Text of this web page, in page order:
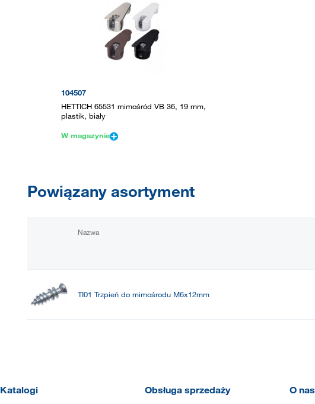
104507
HETTICH 65531 mimośród VB 36, 19 mm,
plastik, biały
W magazynie
Powiązany asortyment
Nazwa
TI01 Trzpień do mimośrodu M6x12mm
Katalogi Obsługa sprzedaży O nas